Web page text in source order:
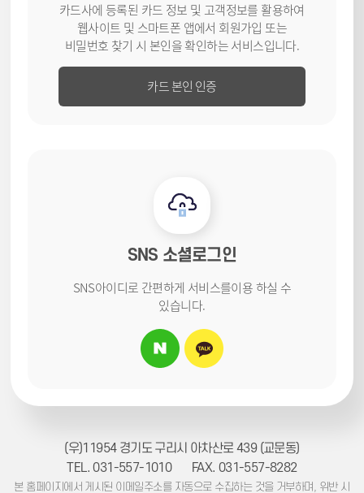
카드사에 등록된 카드 정보 및 고객정보를 활용하여
웹사이트 및 스마트폰 앱에서 회원가입 또는
비밀번호 찾기 시 본인을 확인하는서비스입니다.
카드 본인 인증
SNS 소셜로그인
SNS아이디로 간편하게 서비스를이용 하실 수
있습니다.
(우)11954 경기도 구리시 아차산로 439 (교문동)
TEL. 031-557-1010
FAX. 031-557-8282
본 홈페이지에서 게시된 이메일주소를 자동으로 수집하는 것을 거부하며, 위반 시